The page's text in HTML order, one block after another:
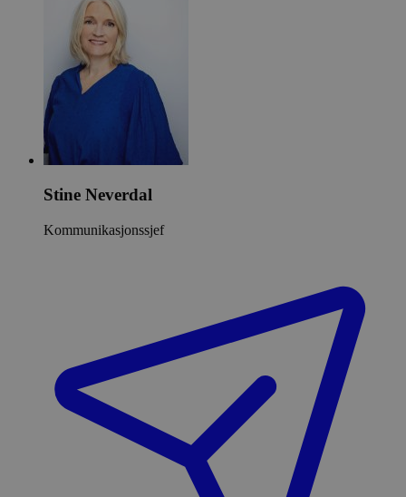
Stine Neverdal
Kommunikasjonssjef